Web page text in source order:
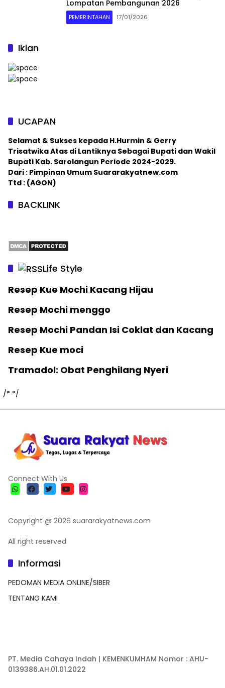
Lompatan Pembangunan 2026
PEMERINTAHAN 17/01/2026
Iklan
UCAPAN
Selamat & Sukses kepada H.Hurmin & Gerry
Trisatwika Atas di Lantiknya Sebagai Bupati dan Wakil
Bupati Kab. Sarolangun Periode 2024-2029.
Dari : Pimpinan Umum Suararakyatnew.com
Ttd : (AGON)
BACKLINK
Life Style
Resep Kue Mochi Kacang Hijau
Resep Mochi menggo
Resep Mochi Pandan Isi Coklat dan Kacang
Resep Kue moci
Tramadol: Obat Penghilang Nyeri
/* */
Connect With Us
Copyright @ 2026 suararakyatnews.com
All right reserved
Informasi
PEDOMAN MEDIA ONLINE/SIBER
TENTANG KAMI
PT. Media Cahaya Indah | KEMENKUMHAM Nomor : AHU-
0139386.AH.01.01.2022